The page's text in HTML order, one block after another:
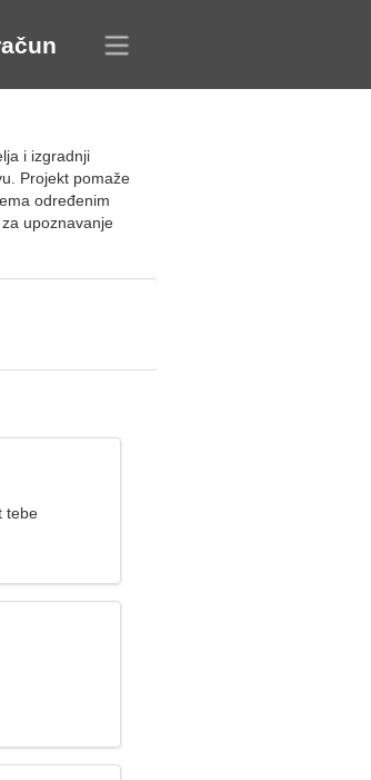
i izgradnji
Projekt pomaže
određenim
upoznavanje
tebe